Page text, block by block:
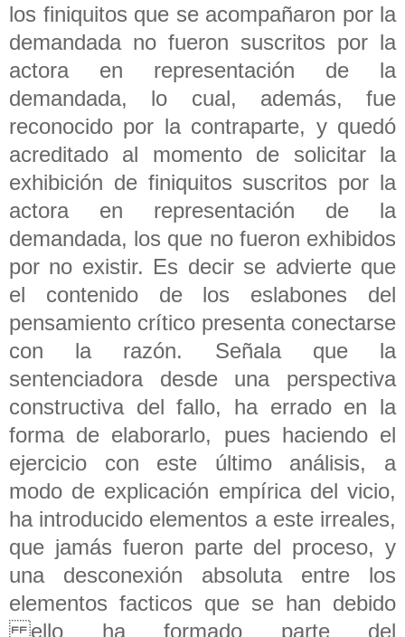
los finiquitos que se acompañaron por la
demandada no fueron suscritos por la
actora en representación de la
demandada, lo cual, además, fue
reconocido por la contraparte, y quedó
acreditado al momento de solicitar la
exhibición de finiquitos suscritos por la
actora en representación de la
demandada, los que no fueron exhibidos
por no existir. Es decir se advierte que
el contenido de los eslabones del
pensamiento crítico presenta conectarse
con la razón. Señala que la
sentenciadora desde una perspectiva
constructiva del fallo, ha errado en la
forma de elaborarlo, pues haciendo el
ejercicio con este último análisis, a
modo de explicación empírica del vicio,
ha introducido elementos a este irreales,
que jamás fueron parte del proceso, y
una desconexión absoluta entre los
elementos facticos que se han debido
ello ha formado parte del